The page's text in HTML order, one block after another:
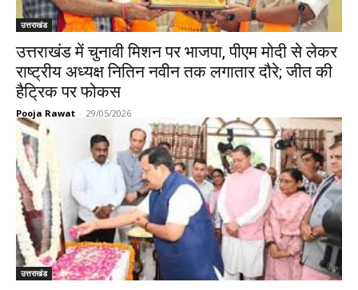
उत्तराखंड
उत्तराखंड में चुनावी मिशन पर भाजपा, पीएम मोदी से लेकर
राष्ट्रीय अध्यक्ष नितिन नवीन तक लगातार दौरे; जीत की
हैट्रिक पर फोकस
Pooja Rawat - 29/05/2026
उत्तराखंड